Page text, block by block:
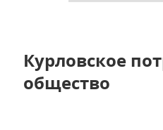
Курловское
общество